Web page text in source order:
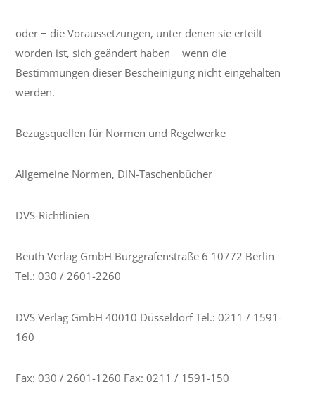
oder − die Voraussetzungen, unter denen sie erteilt
worden ist, sich geändert haben − wenn die
Bestimmungen dieser Bescheinigung nicht eingehalten
werden.
Bezugsquellen für Normen und Regelwerke
Allgemeine Normen, DIN-Taschenbücher
DVS-Richtlinien
Beuth Verlag GmbH Burggrafenstraße 6 10772 Berlin
Tel.: 030 / 2601-2260
DVS Verlag GmbH 40010 Düsseldorf Tel.: 0211 / 1591-
160
Fax: 030 / 2601-1260 Fax: 0211 / 1591-150